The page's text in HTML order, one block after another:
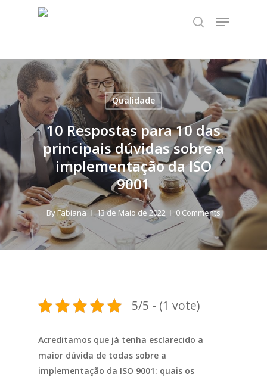
TEST89838
search
Menu
Qualidade
10 Respostas para 10 das
principais dúvidas sobre a
implementação da ISO
9001
ByFabiana 13 de Maio de 2022 0 Comments
5/5 - (1 vote)
Acreditamos que já tenha esclarecido a
maior dúvida de todas sobre a
implementação da ISO 9001: quais os